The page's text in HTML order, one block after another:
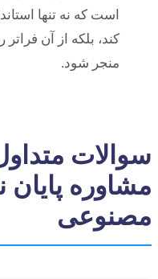
است که نه تنها
کند، بلکه از آن
منجر شود.
مشاوره
مصنوعی